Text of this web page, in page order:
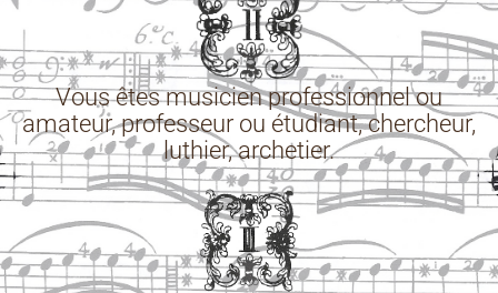
Vous êtes musicien professionnel ou
amateur, professeur ou étudiant, chercheur,
luthier, archetier.